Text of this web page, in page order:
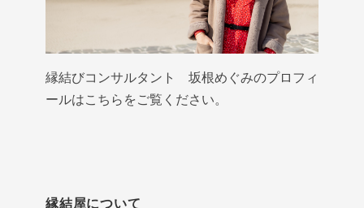
縁結びコンサルタント 坂根めぐみのプロフィ
ールはこちらをご覧ください。
縁結屋について